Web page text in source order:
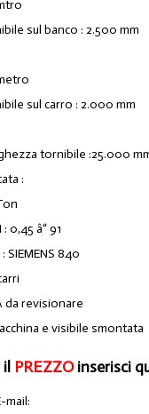
sul banco : 2.500 mm
sul carro : 2.000 mm
tornibile :25.000
:
: 0,45 â“ 91
: SIEMENS 840
da revisionare
e visibile smontata
PREZZOinserisci
mail: